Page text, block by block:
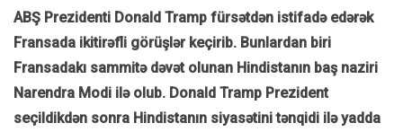
ABŞ Prezidenti Donald Tramp fürsətdən istifadə edərək
Fransada ikitirəfli görüşlər keçirib. Bunlardan biri
Fransadakı sammitə dəvət olunan Hindistanın baş naziri
Narendra Modi ilə olub. Donald Tramp Prezident
seçildikdən sonra Hindistanın siyasətini tənqidi ilə yadda